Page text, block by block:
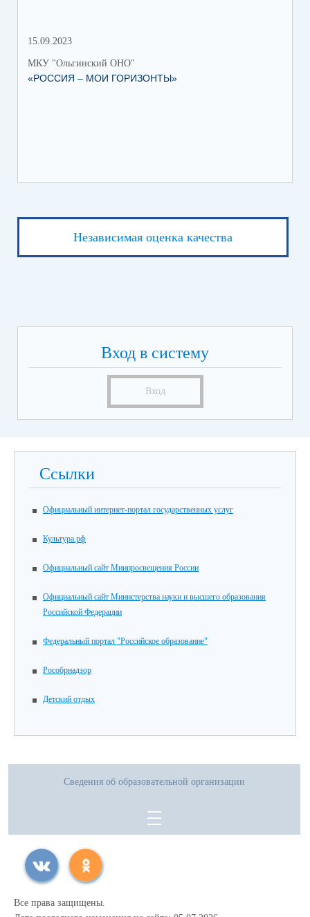
15.09.2023
МКУ "Ольгинский ОНО"
«РОССИЯ – МОИ ГОРИЗОНТЫ»
Независимая оценка качества
Вход в систему
Вход
Ссылки
Официальный интернет-портал государственных услуг
Культура.рф
Официальный сайт Минпросвещения России
Официальный сайт Министерства науки и высшего образования
Российской Федерации
Федеральный портал "Российское образование"
Рособрнадзор
Детский отдых
Сведения об образовательной организации
Все права защищены.